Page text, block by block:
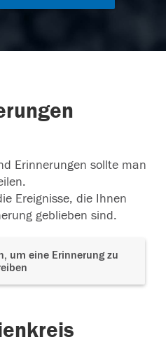
Erinnerungen sollte man
Ereignisse, die Ihnen
geblieben sind.
um eine Erinnerung zu